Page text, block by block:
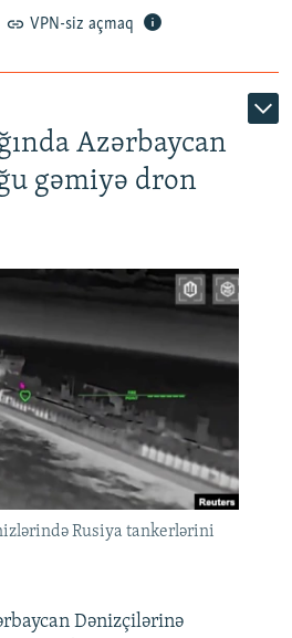
VPN-siz açmaq
Azərbaycan
gəmiyə dron
Rusiya tankerlərini
Dənizçilərinə